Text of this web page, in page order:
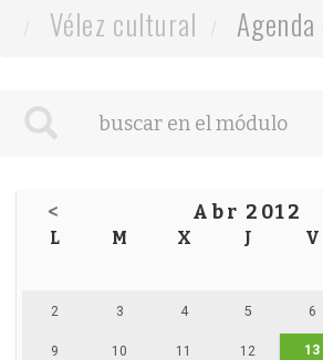
Vélez cultural
< Abr 2012
L M X J V
2 3 4 5 6
9 10 11 12 13